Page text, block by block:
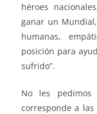
héroes
ganar un
humanas,
posición para
sufrido”.
No les
corresponde a